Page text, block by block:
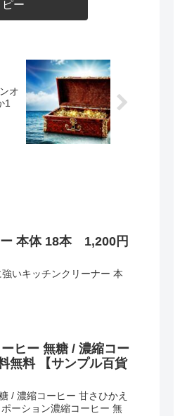
ピー
オ
1
ー 本体 18本 1,200円
いキッチンクリーナー 本
ヒー 無糖 / 濃縮コー
無料 【サンプル百貨
/ 濃縮コーヒー 甘さひかえ
ーション濃縮コーヒー 無